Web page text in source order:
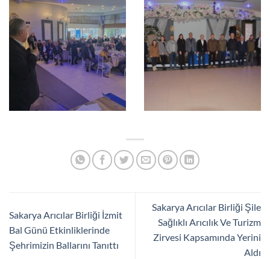
Sakarya Arıcılar Birliği İzmit
Bal Günü Etkinliklerinde
Şehrimizin Ballarını Tanıttı
Sakarya Arıcılar Birliği Şile
Sağlıklı Arıcılık Ve Turizm
Zirvesi Kapsamında Yerini
Aldı